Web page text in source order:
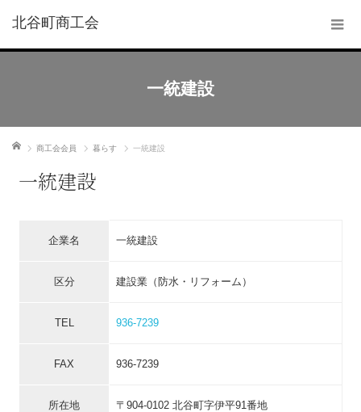
北谷町商工会
一統建設
ホーム 商工会会員 暮らす 一統建設
一統建設
企業名 一統建設
区分 建設業（防水・リフォーム）
TEL 936-7239
FAX 936-7239
所在地 〒904-0102 北谷町字伊平91番地